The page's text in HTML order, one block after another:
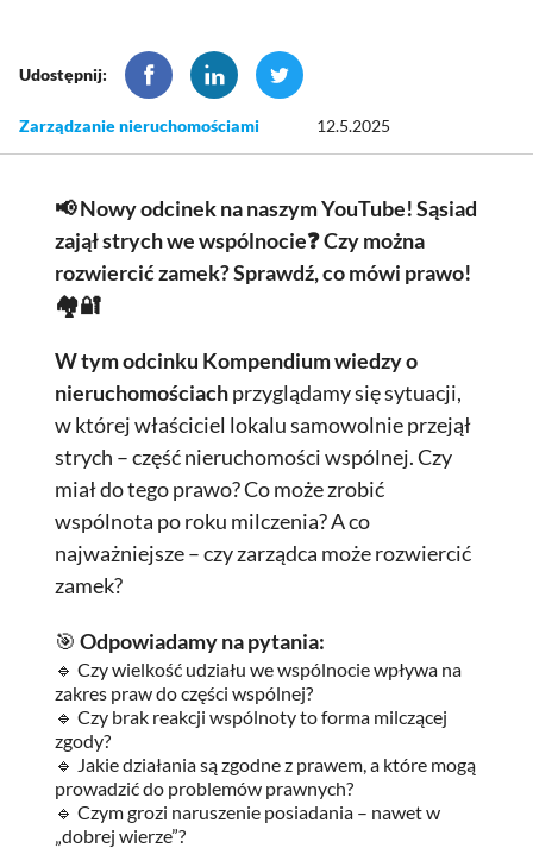
Zarządzanie nieruchomościami 12.5.2025
Udostępnij:
📢 Nowy odcinek na naszym YouTube! Sąsiad
zajął strych we wspólnocie❓ Czy można
rozwiercić zamek? Sprawdź, co mówi prawo!
🏘️🔐
W tym odcinku Kompendium wiedzy o
nieruchomościachprzyglądamy się sytuacji,
w której właściciel lokalu samowolnie przejął
strych – część nieruchomości wspólnej. Czy
miał do tego prawo? Co może zrobić
wspólnota po roku milczenia? A co
najważniejsze – czy zarządca może rozwiercić
zamek?
🎯 Odpowiadamy na pytania:
🔹 Czy wielkość udziału we wspólnocie wpływa na
zakres praw do części wspólnej?
🔹 Czy brak reakcji wspólnoty to forma milczącej
zgody?
🔹 Jakie działania są zgodne z prawem, a które mogą
prowadzić do problemów prawnych?
🔹 Czym grozi naruszenie posiadania – nawet w
„dobrej wierze”?